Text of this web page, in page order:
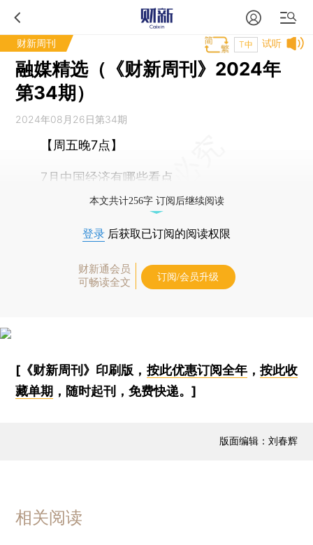
财新周刊 试听
T中
融媒精选（《财新周刊》2024年
第34期）
2024年08月26日第34期
【周五晚7点】
7月中国经济有哪些看点
本文共计256字 订阅后继续阅读
登录 后获取已订阅的阅读权限
财新通会员
可畅读全文
订阅/会员升级
[《财新周刊》印刷版， 按此优惠订阅全年， 按此收
藏单期 ，随时起刊，免费快递。]
版面编辑：刘春辉
相关阅读